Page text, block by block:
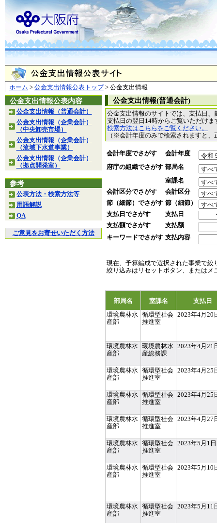
ホーム > 公金支出情報公表トップ> 公金支出情報
公金支出情報公表内容
公金支出情報（普通会計）
公金支出情報（企業会計）
（中央卸売市場）
公金支出情報（企業会計）
（流域下水道事業）
公金支出情報（企業会計）
（拠点開発室）
参考
公表方法・検索方法等
用語解説
QA
ご意見をお寄せいただく方法
公金支出情報(普通会計)
公金支出情報のサイトでは、支払日
支払日の翌日14時からご覧いただけ
検索方法はこちらをご覧ください。
（※会計年度のみで検索されますと
会計年度でさがす
会計年度
府庁の組織でさがす 部局名
室課名
会計区分でさがす
会計区分
節（細節）でさがす 節（細節）
支払日でさがす
支払日
支払額でさがす
支払額
キーワードでさがす 支払内容
現在、予算編成で選択された事業で絞
絞り込みはリセットボタン、または
部局名 室課名
支払日
環境農林水
産部
循環型社会
推進室
2023年4月20
環境農林水
産部
環境農林水
産総務課
2023年4月21
環境農林水
産部
循環型社会
推進室
2023年4月25
環境農林水
産部
循環型社会
推進室
2023年4月25
環境農林水
産部
循環型社会
推進室
2023年4月27
環境農林水
産部
循環型社会
推進室
2023年5月1日
環境農林水
産部
循環型社会
推進室
2023年5月10
環境農林水
産部
循環型社会
推進室
2023年5月11